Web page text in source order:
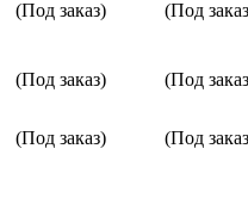
(Под заказ)
(Под
(Под заказ) (Под
(Под заказ) (Под